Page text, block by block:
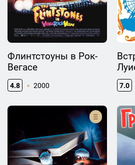
Флинтстоуны в Рок-
Вегасе
4.8 2000 7.0